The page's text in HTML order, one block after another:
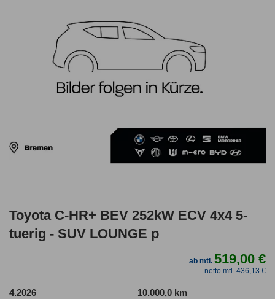
Toyota C-HR+ BEV 252kW ECV 4x4 5-
tuerig - SUV LOUNGE p
ab mtl.519,00 €
netto mtl. 436,13 €
4.2026 10.000,0 km